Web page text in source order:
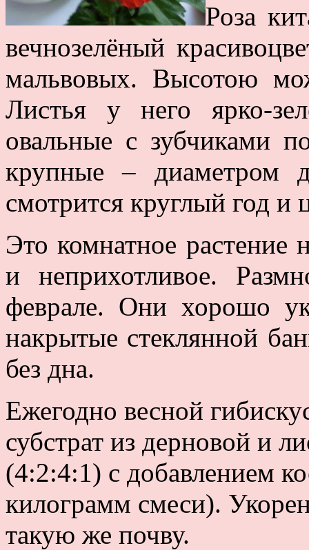
Роза
вечнозелёный
мальвовых. Высотою
Листья у него ярко-
овальные с зубчиками
крупные – диаметром
смотрится круглый год и
Это комнатное растение
и неприхотливое.
феврале. Они хорошо
накрытые стеклянной
без дна.
Ежегодно весной
субстрат из дерновой и
(4:2:4:1) с добавлением
килограмм смеси).
такую же почву.